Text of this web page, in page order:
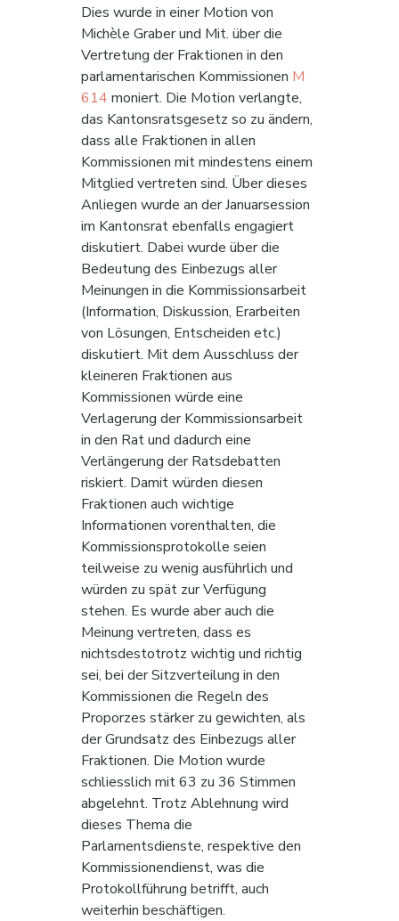
Dies wurde in einer Motion von
Michèle Graber und Mit. über die
Vertretung der Fraktionen in den
parlamentarischen Kommissionen M
614 moniert. Die Motion verlangte,
das Kantonsratsgesetz so zu ändern,
dass alle Fraktionen in allen
Kommissionen mit mindestens einem
Mitglied vertreten sind. Über dieses
Anliegen wurde an der Januarsession
im Kantonsrat ebenfalls engagiert
diskutiert. Dabei wurde über die
Bedeutung des Einbezugs aller
Meinungen in die Kommissionsarbeit
(Information, Diskussion, Erarbeiten
von Lösungen, Entscheiden etc.)
diskutiert. Mit dem Ausschluss der
kleineren Fraktionen aus
Kommissionen würde eine
Verlagerung der Kommissionsarbeit
in den Rat und dadurch eine
Verlängerung der Ratsdebatten
riskiert. Damit würden diesen
Fraktionen auch wichtige
Informationen vorenthalten, die
Kommissionsprotokolle seien
teilweise zu wenig ausführlich und
würden zu spät zur Verfügung
stehen. Es wurde aber auch die
Meinung vertreten, dass es
nichtsdestotrotz wichtig und richtig
sei, bei der Sitzverteilung in den
Kommissionen die Regeln des
Proporzes stärker zu gewichten, als
der Grundsatz des Einbezugs aller
Fraktionen. Die Motion wurde
schliesslich mit 63 zu 36 Stimmen
abgelehnt. Trotz Ablehnung wird
dieses Thema die
Parlamentsdienste, respektive den
Kommissionendienst, was die
Protokollführung betrifft, auch
weiterhin beschäftigen.